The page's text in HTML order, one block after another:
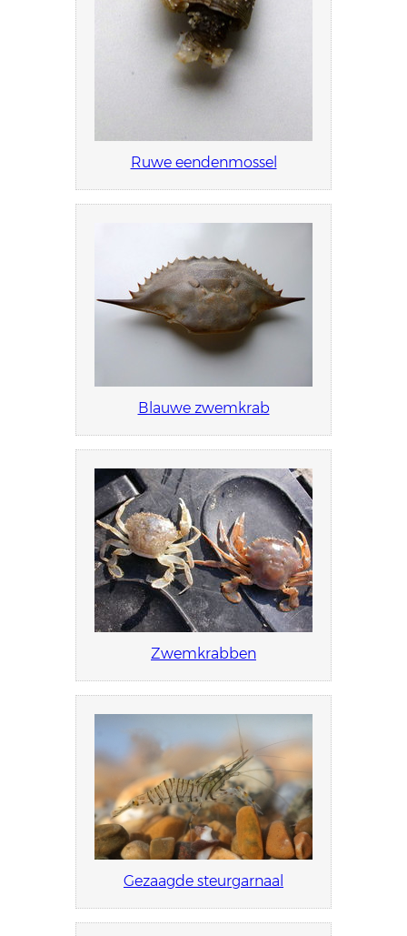
Ruwe eendenmossel
Blauwe zwemkrab
Zwemkrabben
Gezaagde steurgarnaal